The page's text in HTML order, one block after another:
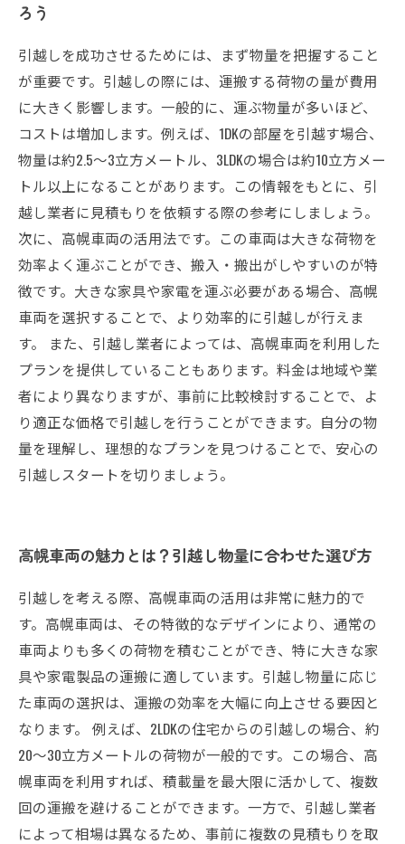
失敗談
未来の引越しに向けて：物量理解の重要性と高
幌車両の可能性
ろう
引越しを成功させるためには、まず物量を把握すること
が重要です。引越しの際には、運搬する荷物の量が費用
に大きく影響します。一般的に、運ぶ物量が多いほど、
コストは増加します。例えば、1DKの部屋を引越す場合、
物量は約2.5～3立方メートル、3LDKの場合は約10立方メー
トル以上になることがあります。この情報をもとに、引
越し業者に見積もりを依頼する際の参考にしましょう。
次に、高幌車両の活用法です。この車両は大きな荷物を
効率よく運ぶことができ、搬入・搬出がしやすいのが特
徴です。大きな家具や家電を運ぶ必要がある場合、高幌
車両を選択することで、より効率的に引越しが行えま
す。 また、引越し業者によっては、高幌車両を利用した
プランを提供していることもあります。料金は地域や業
者により異なりますが、事前に比較検討することで、よ
り適正な価格で引越しを行うことができます。自分の物
量を理解し、理想的なプランを見つけることで、安心の
引越しスタートを切りましょう。
高幌車両の魅力とは？引越し物量に合わせた選び方
引越しを考える際、高幌車両の活用は非常に魅力的で
す。高幌車両は、その特徴的なデザインにより、通常の
車両よりも多くの荷物を積むことができ、特に大きな家
具や家電製品の運搬に適しています。引越し物量に応じ
た車両の選択は、運搬の効率を大幅に向上させる要因と
なります。 例えば、2LDKの住宅からの引越しの場合、約
20～30立方メートルの荷物が一般的です。この場合、高
幌車両を利用すれば、積載量を最大限に活かして、複数
回の運搬を避けることができます。一方で、引越し業者
によって相場は異なるため、事前に複数の見積もりを取